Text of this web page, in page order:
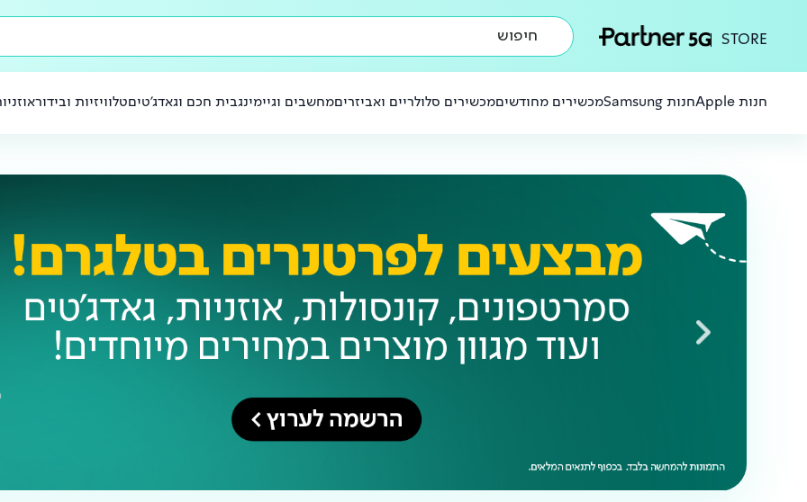
STORE חיפוש
חנות Apple חנות Samsung מכשירים מחודשיםמכשירים סלולריים ואביזריםמחשבים וגיימינגבית חכם וגאדג'טיםטלוויזיות ובידור